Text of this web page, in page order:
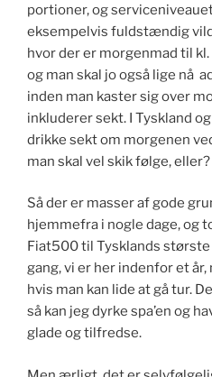
portioner, og
eksempelvis fuldstændig
hvor der er morgenmad til
og man skal jo også lige nå
inden man kaster sig over
inkluderer sekt. I Tyskland
drikke sekt om morgenen
man skal vel skik følge, eller?
Så der er masser af gode
hjemmefra i nogle dage, og
Fiat500 til Tysklands største
gang, vi er her indenfor et
hvis man kan lide at gå tur.
så kan jeg dyrke spa’en og
glade og tilfredse.